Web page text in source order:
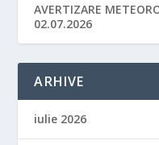
AVERTIZARE
02.07.2026
ARHIVE
iulie 2026